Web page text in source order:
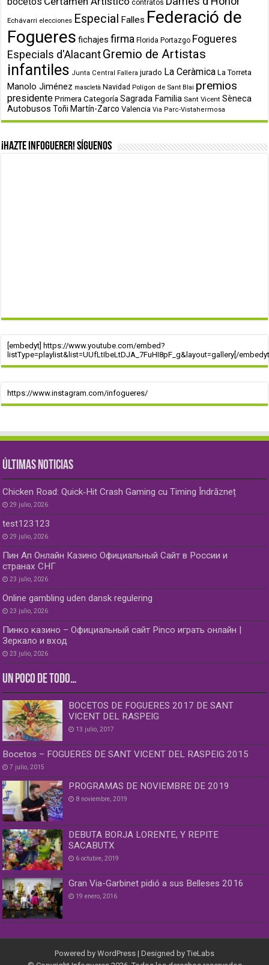
contratos
Echávarri elecciones Especial Falles Federació de
Fogueres fichajes firma Florida Portazgo Fogueres
Especials d'AlacantGremio de Artistas
infantiles Junta Central Fallera jurado La Ceràmica La Torreta
Manolo Jiménez mascletà Navidad Polígon de Sant Blai premios
presidente Primera Categoría Sagrada Familia Sant Vicent Sèneca
Autobusos Toñi Martín-Zarco Valencia Via Parc-Vistahermosa
¡Hazte infoguerer! Síguenos
[embedyt] https://www.youtube.com/embed?
listType=playlist&list=UUfLtIbeLtDJA_7FuHI8pF_g&layout=gallery[/
https://www.instagram.com/infogueres/
ÚLTIMAS NOTICIAS
Chicken Road: Quick‑Hit Crash Gaming cu Timing Îndrăzneț
29 julio, 2026
test123123
29 julio, 2026
Пин Ап Онлайн Казино Официальный Сайт в России и
странах СНГ
23 julio, 2026
Online gambling uden dansk regulering
23 julio, 2026
Пинко казино – Официальный сайт Pinco играть онлайн |
Зеркало и вход
23 julio, 2026
UN POCO DE TODO…
BOCETOS DE FOGUERES 2017 DE SANT
VICENT DEL RASPEIG
13 julio, 2017
Bocetos – FOGUERES DE SANT VICENT DEL RASPEIG 2015
7 julio, 2015
PROGRAMAS DE NOVIEMBRE DE 2019
8 noviembre, 2019
DEBUTA BORJA LORENTE, Y REPITE
SACABUTX
6 octubre, 2019
Gran Via-Garbinet pidió a sus Belleses 2016
19 enero, 2016
Powered by WordPress | Designed by TieLabs